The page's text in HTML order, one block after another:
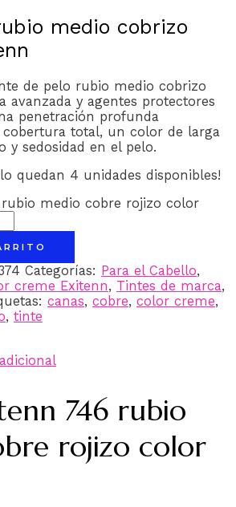
medio cobrizo
de pelo rubio medio cobrizo
avanzada y agentes protectores
penetración profunda
total, un color de larga
y sedosidad en el pelo.
quedan 4 unidades disponibles!
medio cobre rojizo color
Categorías: Para el Cabello,
creme Exitenn, Tintes de marca,
canas, cobre, color creme,
, tinte
746 rubio
rojizo color